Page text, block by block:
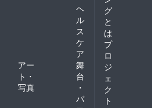
ヘ
ル
ス
ケ
ア
アー
ト・
写真
舞
台
・
パ
グ
と
は
プ
ロ
ジ
ェ
ク
ト